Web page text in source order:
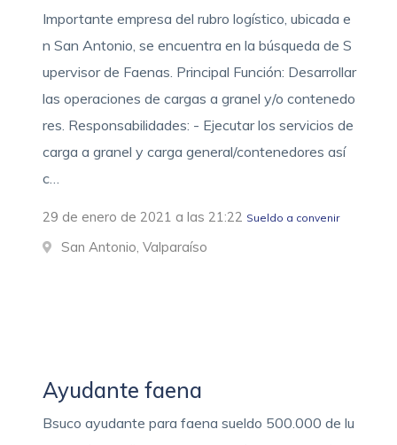
Importante empresa del rubro logístico, ubicada e
n San Antonio, se encuentra en la búsqueda de S
upervisor de Faenas. Principal Función: Desarrollar
las operaciones de cargas a granel y/o contenedo
res. Responsabilidades: - Ejecutar los servicios de
carga a granel y carga general/contenedores así
c…
29 de enero de 2021 a las 21:22 Sueldo a convenir
San Antonio, Valparaíso
Ayudante faena
Bsuco ayudante para faena sueldo 500.000 de lu